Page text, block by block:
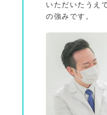
いただいたうえ
の強みです。